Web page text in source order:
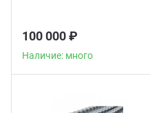
100 000 ₽
Наличие: много